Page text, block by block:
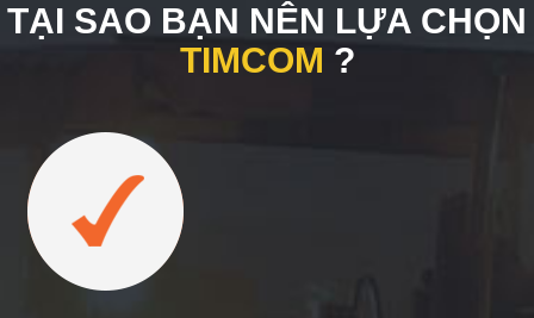
TẠI SAO BẠN NÊN LỰA CHỌN
TIMCOM ?